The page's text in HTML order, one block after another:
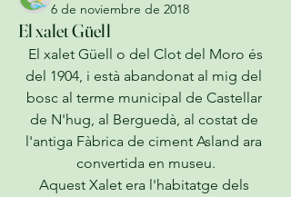
6 de noviembre de 2018
El xalet Güell
del 1904, i està abandonat al mig del
bosc al terme municipal de Castellar
de N'hug, al Berguedà, al costat de
l'antiga Fàbrica de ciment Asland ara
convertida en museu.
Aquest Xalet era l'habitatge dels